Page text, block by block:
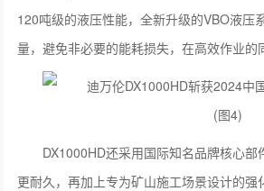
120吨级的液压性能，全新升级的VBO液压
量，避免非必要的能耗损失，在高效作业的
DX1000HD还采用国际知名品牌核心部
更耐久，再加上专为矿山施工场景设计的强